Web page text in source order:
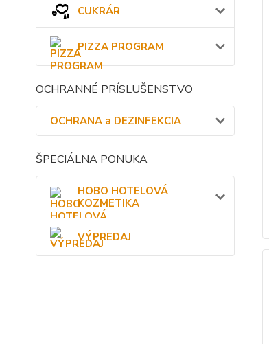
CUKRÁR
PIZZA PROGRAM
OCHRANNÉ PRÍSLUŠENSTVO
OCHRANA a DEZINFEKCIA
ŠPECIÁLNA PONUKA
HOBO HOTELOVÁ
KOZMETIKA
VÝPREDAJ